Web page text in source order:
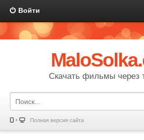
Войти
Скачать фильмы через
Полная версия сайта